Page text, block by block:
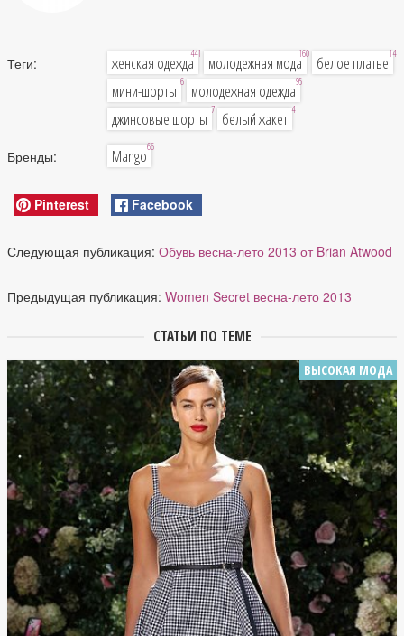
Теги: женская одежда441 молодежная мода160 белое платье14
мини-шорты 6 молодежная одежда95
джинсовые шорты 7 белый жакет 4
Бренды: Mango66
Pinterest Facebook
Следующая публикация: Обувь весна-лето 2013 от Brian Atwood
Предыдущая публикация: Women Secret весна-лето 2013
СТАТЬИ ПО ТЕМЕ
ВЫСОКАЯ МОДА